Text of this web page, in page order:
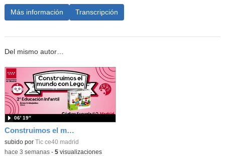
Más información Transcripción
Del mismo autor…
Construimos el mundo con Lego
subido por Tic ce40 madrid
06′ 19″
-hace 3 semanas- 5visualizaciones